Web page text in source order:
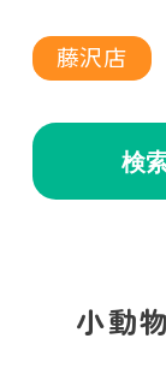
藤沢店
検
小動